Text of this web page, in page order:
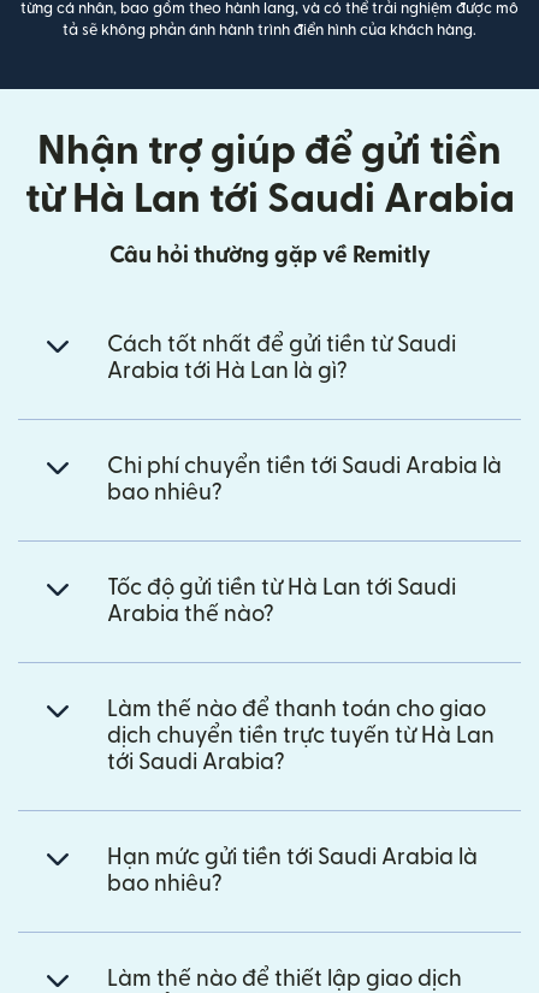
từng cá nhân, bao gồm theo hành lang, và có thể trải nghiệm được mô
tả sẽ không phản ánh hành trình điển hình của khách hàng.
Nhận trợ giúp để gửi tiền
từ Hà Lan tới Saudi Arabia
Câu hỏi thường gặp về Remitly
Cách tốt nhất để gửi tiền từ Saudi
Arabia tới Hà Lan là gì?
Chi phí chuyển tiền tới Saudi Arabia là
bao nhiêu?
Tốc độ gửi tiền từ Hà Lan tới Saudi
Arabia thế nào?
Làm thế nào để thanh toán cho giao
dịch chuyển tiền trực tuyến từ Hà Lan
tới Saudi Arabia?
Hạn mức gửi tiền tới Saudi Arabia là
bao nhiêu?
Làm thế nào để thiết lập giao dịch